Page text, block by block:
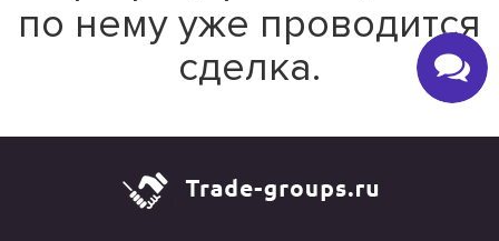
по нему уже проводится
сделка.